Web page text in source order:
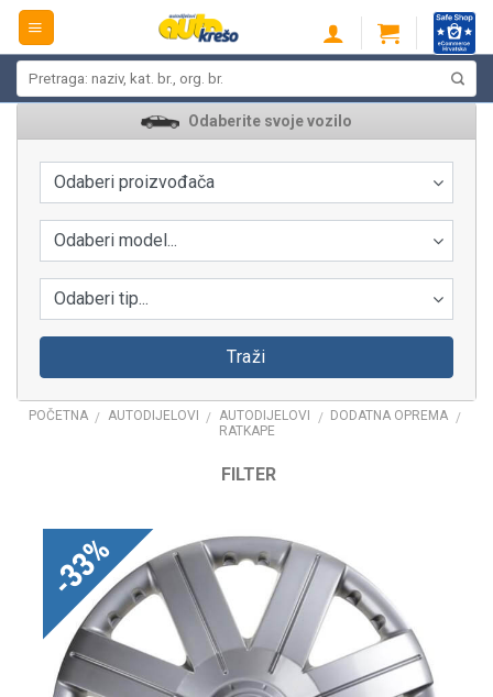
Skip
content
Odaberite svoje vozilo
Odaberi proizvođača
Odaberi model...
Odaberi tip...
Traži
POČETNA / AUTODIJELOVI / AUTODIJELOVI / DODATNA OPREMA /
RATKAPE
FILTER
-33%